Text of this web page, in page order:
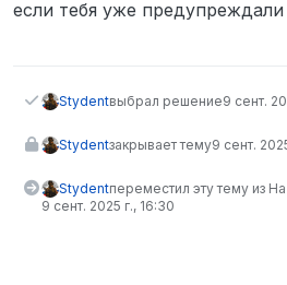
если тебя уже
Stydentвыбрал решение9 сент.
Stydentзакрывает тему9 сент.
Stydentпереместил эту тему из На
9 сент. 2025 г., 16:30